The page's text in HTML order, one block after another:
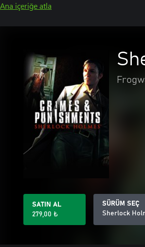
Ana içeriğe atla
SATIN AL
279,00 ₺
SÜRÜM SEÇ
Sherlock